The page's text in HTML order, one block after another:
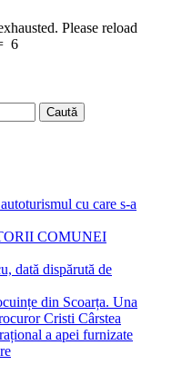
Please reload
6
cu care s-a
COMUNEI
dată dispărută de
din Scoarța. Una
Cristi Cârstea
a apei furnizate